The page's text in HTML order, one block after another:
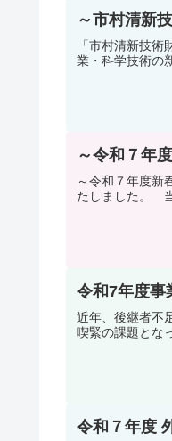
～市村清新
「市村清新技
業・科学技術の
～令和７年
～令和７年度新
たしました。
令和7年度事
近年、後継者不
喫緊の課題とな
令和７年度